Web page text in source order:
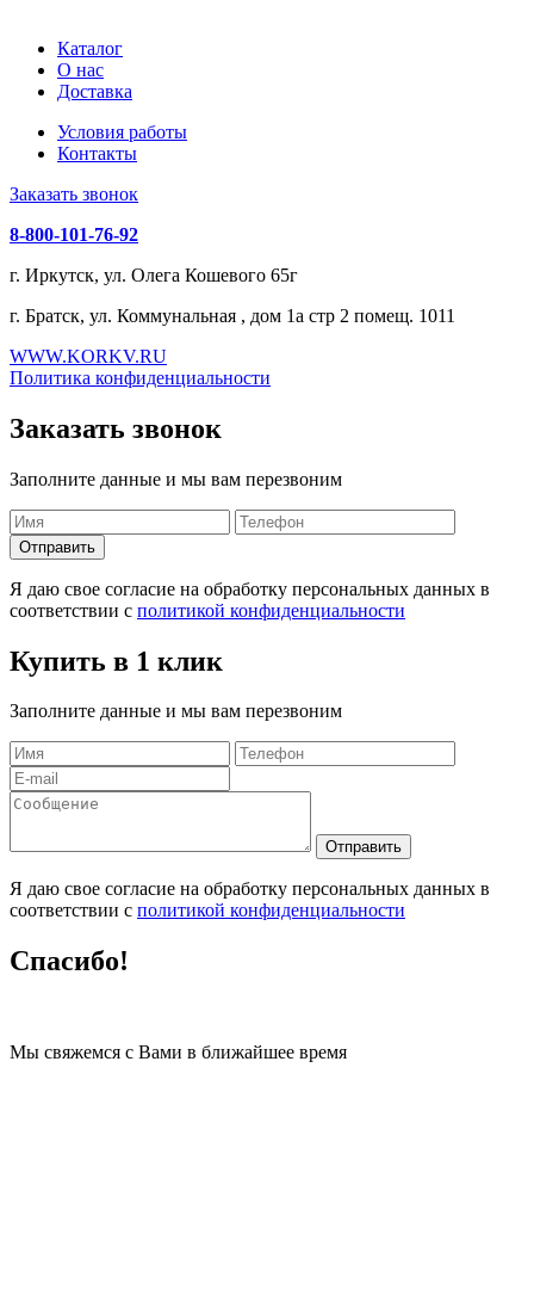
Каталог
О нас
Доставка
Условия работы
Контакты
Заказать звонок
8-800-101-76-92
г. Иркутск, ул. Олега Кошевого 65г
г. Братск, ул. Коммунальная , дом 1а стр 2 помещ. 1011
WWW.KORKV.RU
Политика конфиденциальности
Заказать звонок
Заполните данные и мы вам перезвоним
Я даю свое согласие на обработку персональных данных в
соответствии с политикой конфиденциальности
Купить в 1 клик
Заполните данные и мы вам перезвоним
Я даю свое согласие на обработку персональных данных в
соответствии с политикой конфиденциальности
Спасибо!
Мы свяжемся с Вами в ближайшее время